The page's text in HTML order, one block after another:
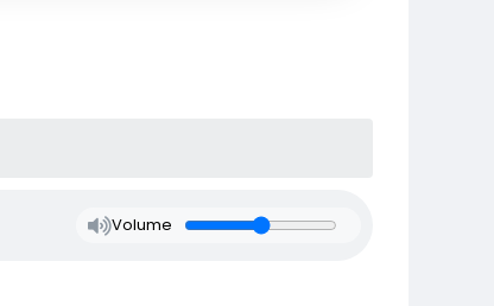
Volume